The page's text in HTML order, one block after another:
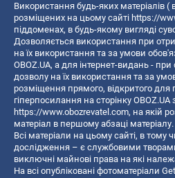
Використання будь-яких матеріалів (
розміщених на цьому сайті https://
піддоменах, в будь-якому вигляді
Дозволяється використання при
на їх використання та за умови
OBOZ.UA, а для інтернет-видань -
дозволу на їх використання та за
розміщення прямого, відкритого для
гіперпосилання на сторінку
https://www.obozrevatel.com, на якій
матеріал в першому абзаці матеріалу.
Всі матеріали на цьому сайті, в тому
дослідження – є службовими творами
виключні майнові права на які
На всі опубліковані фотоматеріали